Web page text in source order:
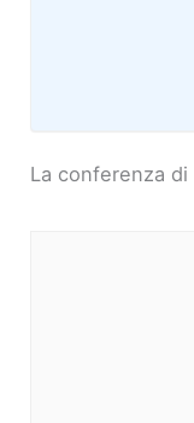
La conferenza di